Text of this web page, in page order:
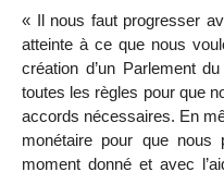
« Il nous faut progresser
atteinte à ce que nous
création d’un Parlement
toutes les règles pour que
accords nécessaires. En
monétaire pour que
moment donné et avec